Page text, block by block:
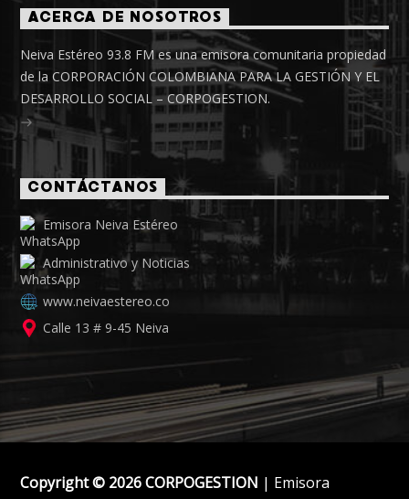
ACERCA DE NOSOTROS
Neiva Estéreo 93.8 FM es una emisora comunitaria propiedad
de la CORPORACIÓN COLOMBIANA PARA LA GESTIÓN Y EL
DESARROLLO SOCIAL – CORPOGESTION.
CONTÁCTANOS
Emisora Neiva Estéreo
Administrativo y Noticias
www.neivaestereo.co
Calle 13 # 9-45 Neiva
Copyright © 2026 CORPOGESTION | Emisora